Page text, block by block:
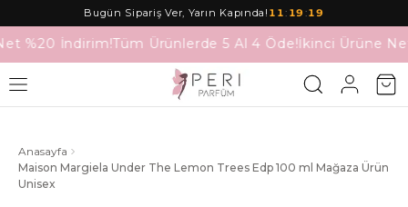
Bugün Sipariş Ver, Yarın Kapında! 11: 19 :19
%20 İndirim!Tüm Ürünlerde 5 Al 4 Öde!İkinci Ürüne
Anasayfa
Maison Margiela Under The Lemon Trees Edp 100 ml Mağaza Ürün
Unisex